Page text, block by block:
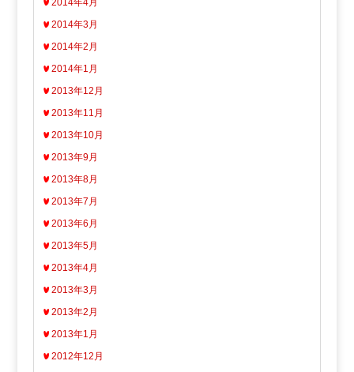
2014年4月
2014年3月
2014年2月
2014年1月
2013年12月
2013年11月
2013年10月
2013年9月
2013年8月
2013年7月
2013年6月
2013年5月
2013年4月
2013年3月
2013年2月
2013年1月
2012年12月